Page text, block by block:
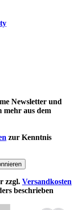
Newsletter und
mehr aus dem
zur Kenntnis
zzgl. Versandkosten
beschrieben